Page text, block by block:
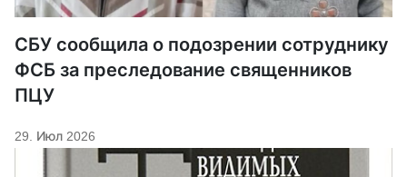
СБУ сообщила о подозрении сотруднику
ФСБ за преследование священников
ПЦУ
29. Июл 2026